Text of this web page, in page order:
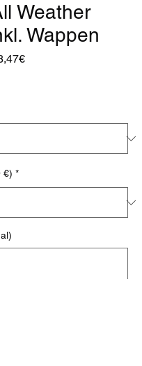
Weather
Wappen
Sale-
€) *